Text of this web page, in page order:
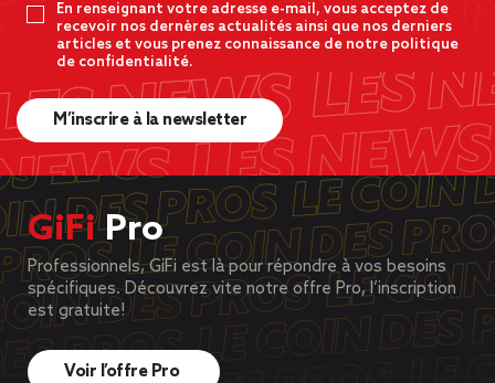
En renseignant votre adresse e-mail, vous acceptez de
recevoir nos dernères actualités ainsi que nos derniers
articles et vous prenez connaissance de notre politique
de confidentialité.
M’inscrire à la newsletter
GiFiPro
Professionnels, GiFi est là pour répondre à vos besoins
spécifiques. Découvrez vite notre offre Pro, l’inscription
est gratuite!
Voir l’offre Pro